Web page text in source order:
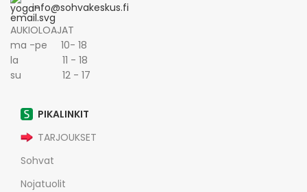
info@sohvakeskus.fi
AUKIOLOAJAT
ma -pe 10- 18
la 11 - 18
su 12 - 17
PIKALINKIT
TARJOUKSET
Sohvat
Nojatuolit